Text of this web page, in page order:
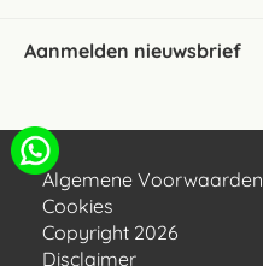
Aanmelden nieuwsbrief
Algemene Voorwaarden
Cookies
Copyright 2026
Disclaimer